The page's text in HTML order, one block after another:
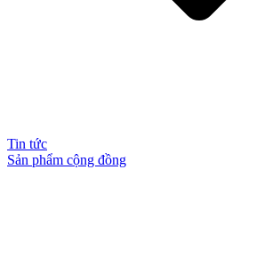
Tin tức
Sản phẩm cộng đồng